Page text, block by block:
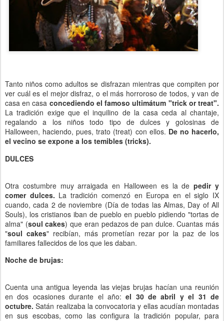
Tanto niños como adultos se disfrazan mientras que compiten por
ver cuál es el mejor disfraz, o el más horroroso de todos, y van de
casa en casa concediendo el famoso ultimátum "trick or treat".
La tradición exige que el inquilino de la casa ceda al chantaje,
regalando a los niños todo tipo de dulces y golosinas de
Halloween, haciendo, pues, trato (treat) con ellos. De no hacerlo,
el vecino se expone a los temibles (tricks).
DULCES
Otra costumbre muy arraigada en Halloween es la depedir y
comer dulces. La tradición comenzó en Europa en el siglo IX
cuando, cada 2 de noviembre (Día de todas las Almas, Day of All
Souls), los cristianos iban de pueblo en pueblo pidiendo "tortas de
alma" (soul cakes) que eran pedazos de pan dulce. Cuantas más
"soul cakes" recibían, más prometían rezar por la paz de los
familiares fallecidos de los que les daban.
Noche de brujas:
Cuenta una antigua leyenda las viejas brujas hacían una reunión
en dos ocasiones durante el año: el 30 de abril y el 31 de
octubre. Satán realizaba la convocatoria y ellas acudían montadas
en sus escobas, como las configura la tradición popular, para